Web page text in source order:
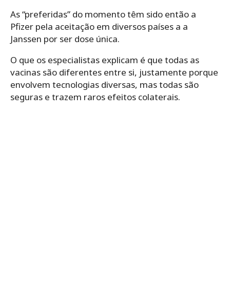
As “preferidas” do momento têm sido então a
Pfizer pela aceitação em diversos países a a
Janssen por ser dose única.
O que os especialistas explicam é que todas as
vacinas são diferentes entre si, justamente porque
envolvem tecnologias diversas, mas todas são
seguras e trazem raros efeitos colaterais.